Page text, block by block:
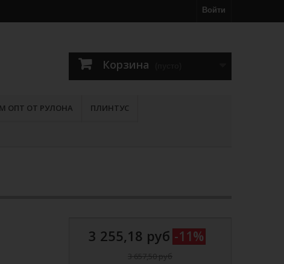
Войти
Корзина
ОПТ ОТ РУЛОНА ПЛИНТУС
3 255,18 руб -11%
3 657,50 руб